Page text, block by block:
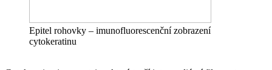
Epitel rohovky – imunofluorescenční zobrazení
cytokeratinu